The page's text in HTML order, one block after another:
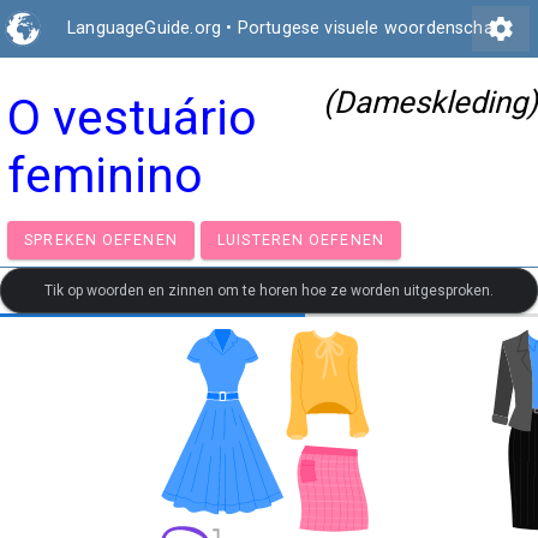
LanguageGuide.org • Portugese visuele woordenschatsettings
O vestuário
feminino
(Dameskleding)
SPREKEN OEFENEN LUISTEREN OEFENEN
Tik op woorden en zinnen om te horen hoe ze worden uitgesproken.